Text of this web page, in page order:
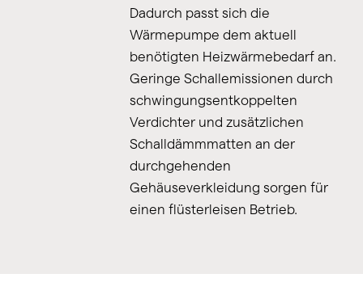
Dadurch passt sich die
Wärmepumpe dem aktuell
benötigten Heizwärmebedarf an.
Geringe Schallemissionen durch
schwingungsentkoppelten
Verdichter und zusätzlichen
Schalldämmmatten an der
durchgehenden
Gehäuseverkleidung sorgen für
einen flüsterleisen Betrieb.